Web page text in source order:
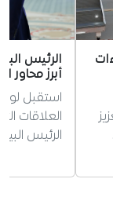
الرئيس
أبرز محاور
استقبل
العلاقات
الرئيس